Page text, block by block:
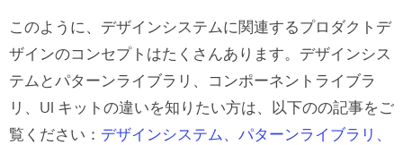
例９：Salesforce Lightning のデザイ
ンシステム
Salesforce のデザインシステムの特徴
このように、デザインシステムに関連するプロダクトデ
ザインのコンセプトはたくさんあります。デザインシス
テムとパターンライブラリ、コンポーネントライブラ
リ、UI キットの違いを知りたい方は、以下のの記事をご
覧ください： デザインシステム、パターンライブラリ、